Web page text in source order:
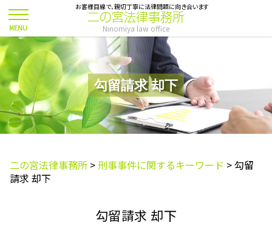
勾留請求 却下
お客様目線で、親切丁寧に法律問題に向き合います
二の宮法律事務所
Ninomiya law office
二の宮法律事務所 >刑事事件に関するキーワード >勾留
請求 却下
勾留請求 却下